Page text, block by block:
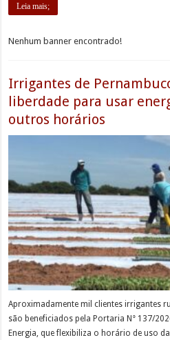
Leia mais;
Nenhum banner encontrado!
Irrigantes de
liberdade para usar
outros horários
Aproximadamente mil clientes irrigantes
são beneficiados pela Portaria N° 137/
Energia, que flexibiliza o horário de uso